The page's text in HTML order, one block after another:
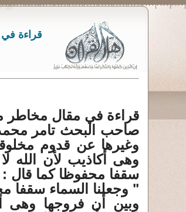
قراءة في
قراءة في مقال مخاطر
صاحب البحث تامر محمد
وغيرها عن قدوم
وهى أكاذيب لأن الله
سقفا محفوظا كما قال :
" وجعلنا السماء سقفا
وبين أن فروجها وهى